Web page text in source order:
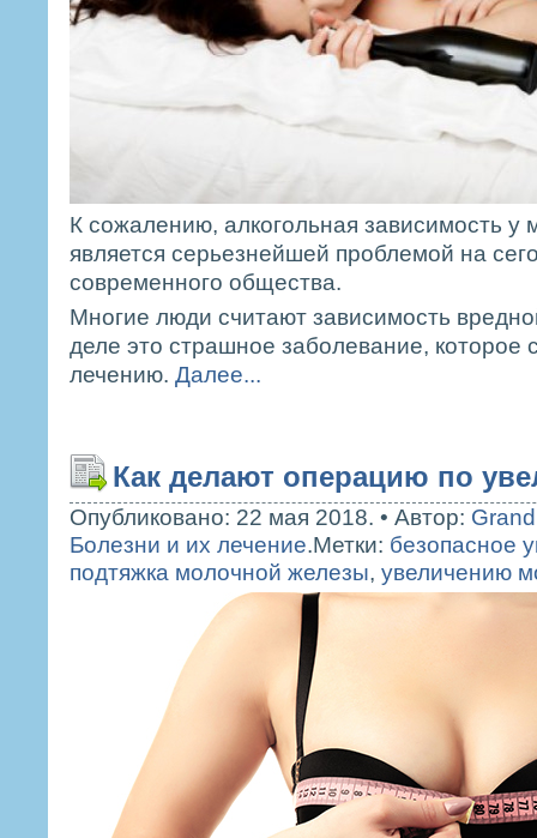
К сожалению, алкогольная зависимость
является серьезнейшей проблемой на
современного общества.
Многие люди считают зависимость
деле это страшное заболевание, которое
лечению. Далее...
Как делают операцию по
Опубликовано: 22 мая 2018. • Автор:
Болезни и их лечение.Метки: безопасное
подтяжка молочной железы, увеличению